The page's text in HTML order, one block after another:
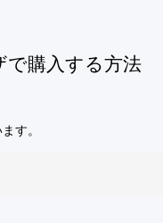
で購入する方法
す。